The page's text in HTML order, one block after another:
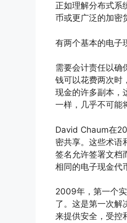
正如理解分布式系
币或更广泛的加密
有两个基本的电子
需要会计责任以确
钱可以花费两次时
现金的许多副本，
一样，几乎不可能
David Chaum在
密共享。这些术语
签名允许签署文档
相同的电子现金代
2009年，第一个
了。这是第一次解
来提供安全，受控